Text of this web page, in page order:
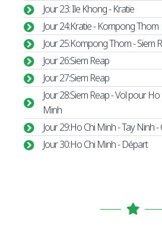
Jour 23: Ile Khong - Kratie
Jour 24:Kratie - Kompong Thom
Jour 25:Kompong Thom - Siem
Jour 26:Siem Reap
Jour 27:Siem Reap
Jour 28:Siem Reap - Vol pour
Minh
Jour 29:Ho Chi Minh - Tay Ninh
Jour 30:Ho Chi Minh - Départ